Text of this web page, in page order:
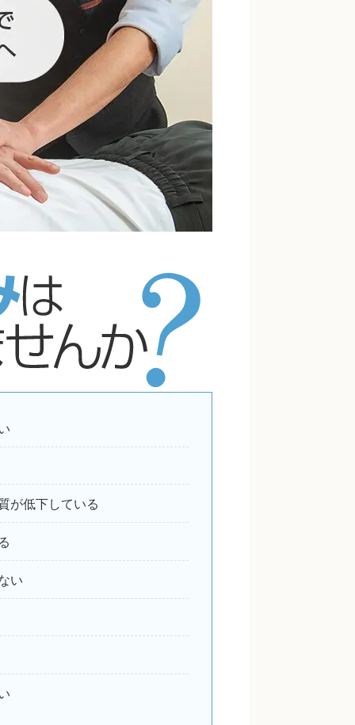
が低下している
い